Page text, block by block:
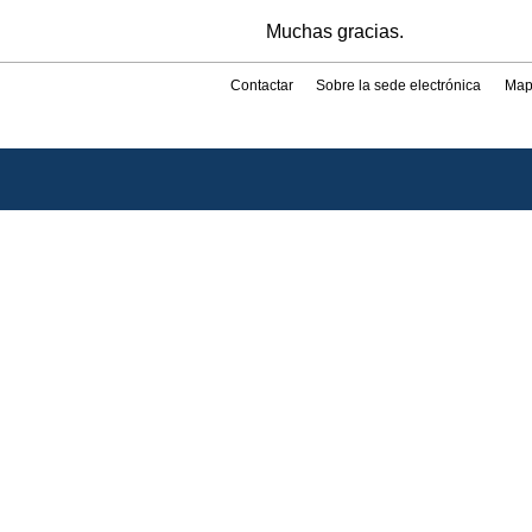
Muchas gracias.
Contactar Sobre la sede electrónica